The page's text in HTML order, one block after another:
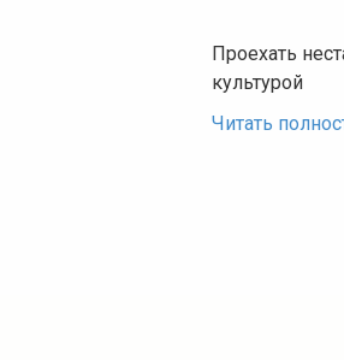
Проехать
культурой
Читать